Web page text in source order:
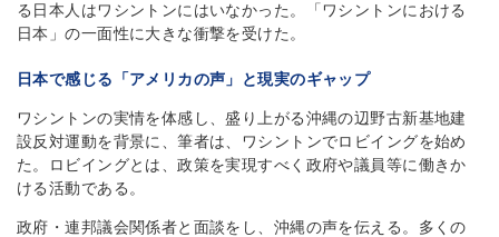
る日本人はワシントンにはいなかった。「ワシントンにおける
日本」の一面性に大きな衝撃を受けた。
日本で感じる「アメリカの声」と現実のギャップ
ワシントンの実情を体感し、盛り上がる沖縄の辺野古新基地建
設反対運動を背景に、筆者は、ワシントンでロビイングを始め
た。ロビイングとは、政策を実現すべく政府や議員等に働きか
ける活動である。
政府・連邦議会関係者と面談をし、沖縄の声を伝える。多くの